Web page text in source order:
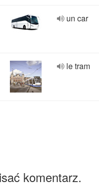
un car
le tram
komentarz.